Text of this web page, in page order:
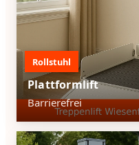
Rollstuhl
Plattformlift
Barrierefrei